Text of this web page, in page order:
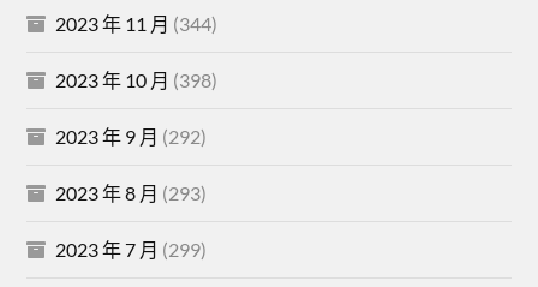
2023 年 11 月 (344)
2023 年 10 月 (398)
2023 年 9 月 (292)
2023 年 8 月 (293)
2023 年 7 月 (299)